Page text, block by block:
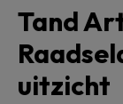
Tand
uitzicht